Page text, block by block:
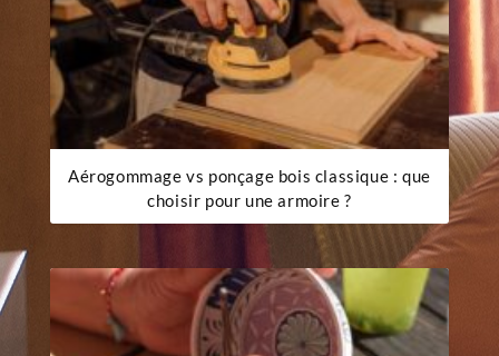
Aérogommage vs ponçage bois classique : que
choisir pour une armoire ?